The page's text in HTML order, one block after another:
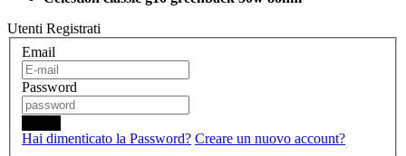
Utenti Registrati
Email
Password
Hai dimenticato la Password? Creare un nuovo account?